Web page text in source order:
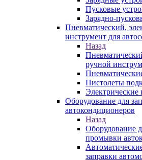
Пусковые
Зарядно-
Пневматический,
инструмент для
Назад
ручной
Пистолеты
Электрические
Оборудование для
автокондиционеров
Назад
Оборудование
промывки
заправки